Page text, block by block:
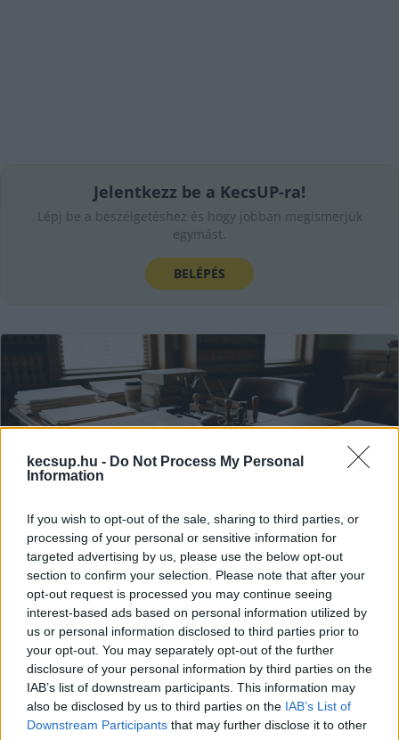
kecsup.hu - Do Not Process My Personal
Information
If you wish to opt-out of the sale, sharing to third parties, or
processing of your personal or sensitive information for
targeted advertising by us, please use the below opt-out
section to confirm your selection. Please note that after your
opt-out request is processed you may continue seeing
interest-based ads based on personal information utilized by
us or personal information disclosed to third parties prior to
your opt-out. You may separately opt-out of the further
disclosure of your personal information by third parties on the
IAB’s list of downstream participants. This information may
also be disclosed by us to third parties on the IAB’s List of
Downstream Participants that may further disclose it to other
Jelentkezz be a KecsUP-ra!
Lépj be a beszélgetéshez és hogy jobban megismerjük
egymást.
BELÉPÉS
Pert indítottunk az egyetemi
alapítvány ellen az intézkedési terv
kiadásáért
Közérdekűadat-igénylést nyújtottunk be, de a Neumann
János Egyetemért Alapítvány megtagadta az intézkedési
terve kiadását, ezért keresetet adtunk be a
Közérdekűadat-igénylést nyújtottunk be, de a Neumann
János Egyetemért Alapítvány megtagadta az intézkedési
terve kiadását, ezért keresetet adtunk be a Kecskeméti
HI Hraskó István 2025. 12. 03.